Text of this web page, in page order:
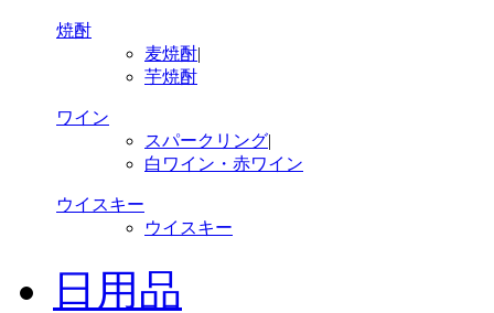
焼酎
麦焼酎|
芋焼酎
ワイン
スパークリング|
白ワイン・赤ワイン
ウイスキー
ウイスキー
日用品